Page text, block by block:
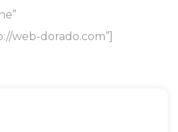
web-dorado.com”]